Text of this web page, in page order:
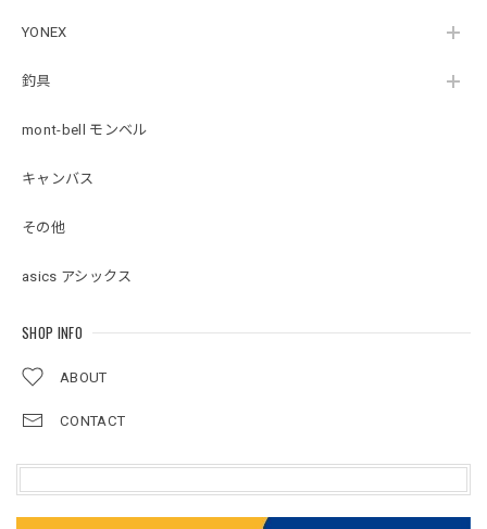
YONEX
釣具
mont-bell モンベル
キャンバス
その他
asics アシックス
SHOP INFO
ABOUT
CONTACT